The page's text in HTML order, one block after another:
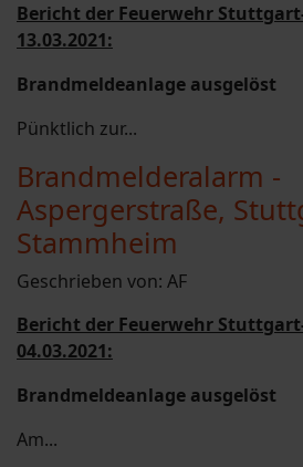
Bericht der Feuerwehr
13.03.2021:
Brandmeldeanlage ausgelöst
Pünktlich zur...
Brandmelderalarm -
Aspergerstraße,
Stammheim
Geschrieben von: AF
Bericht der Feuerwehr
04.03.2021:
Brandmeldeanlage ausgelöst
Am...